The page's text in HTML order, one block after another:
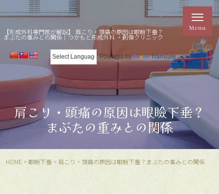
【形成外科専門医が解説】 肩こり・頭痛の原因は眼瞼下垂？
まぶたの重みとの関係｜つかもと形成外科 ・創傷クリニック
Powered by Translate
肩こり・頭痛の原因は眼瞼下垂？
まぶたの重みとの関係
HOME >眼瞼下垂 > 肩こり・頭痛の原因は眼瞼下垂？ まぶたの重みとの関係